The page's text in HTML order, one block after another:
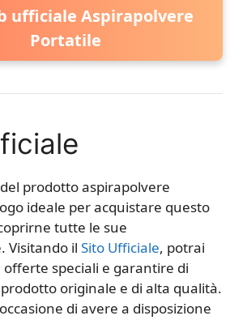
ufficiale Aspirapolvere
Portatile
prodotto aspirapolvere
ideale per acquistare questo
tutte le sue
Visitando il Sito Ufficiale, potrai
speciali e garantire di
originale e di alta qualità.
di avere a disposizione